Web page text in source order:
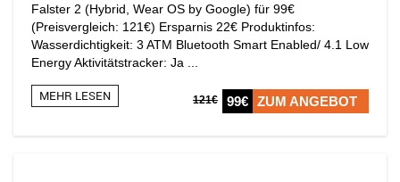
Falster 2 (Hybrid, Wear OS by Google) für 99€
(Preisvergleich: 121€) Ersparnis 22€ Produktinfos:
Wasserdichtigkeit: 3 ATM Bluetooth Smart Enabled/ 4.1 Low
Energy Aktivitätstracker: Ja ...
MEHR LESEN 121€ 99€ ZUM ANGEBOT